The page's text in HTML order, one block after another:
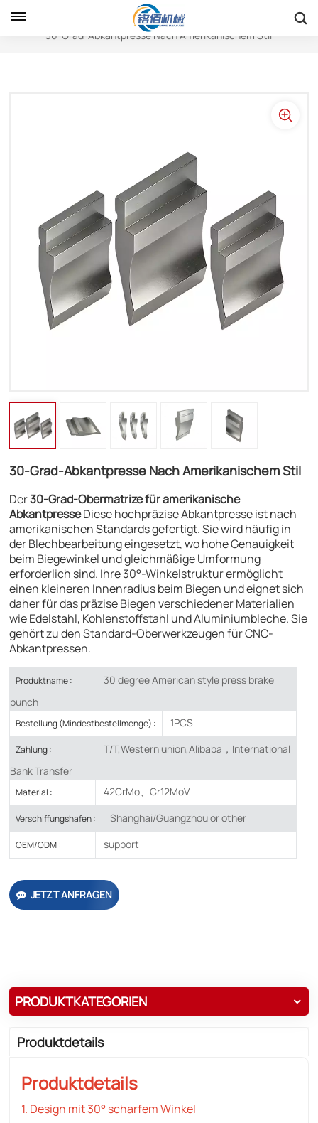
Werkzeuge Für Abkantpressen
30-Grad-Abkantpresse Nach Amerikanischem Stil
30-Grad-Abkantpresse Nach Amerikanischem Stil
Der30-Grad-Obermatrize für amerikanische
AbkantpresseDiese hochpräzise Abkantpresse ist nach
amerikanischen Standards gefertigt. Sie wird häufig in
der Blechbearbeitung eingesetzt, wo hohe Genauigkeit
beim Biegewinkel und gleichmäßige Umformung
erforderlich sind. Ihre 30°-Winkelstruktur ermöglicht
einen kleineren Innenradius beim Biegen und eignet sich
daher für das präzise Biegen verschiedener Materialien
wie Edelstahl, Kohlenstoffstahl und Aluminiumbleche. Sie
gehört zu den Standard-Oberwerkzeugen für CNC-
Abkantpressen.
Produktname :
30 degree American style press brake
punch
Bestellung (Mindestbestellmenge) : 1PCS
Zahlung :
T/T,Western union,Alibaba，International
Bank Transfer
Material : 42CrMo、Cr12MoV
Verschiffungshafen : Shanghai/Guangzhou or other
OEM/ODM : support
JETZT ANFRAGEN
PRODUKTKATEGORIEN
Produktdetails
Produktdetails
1. Design mit 30° scharfem Winkel